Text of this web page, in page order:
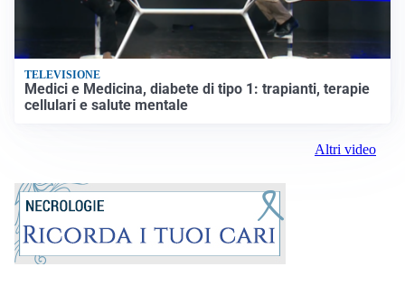
TELEVISIONE
Medici e Medicina, diabete di tipo 1: trapianti, terapie
cellulari e salute mentale
Altri video